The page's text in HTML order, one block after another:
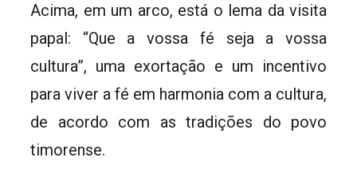
Acima, em um arco, está o lema da visita
papal: “Que a vossa fé seja a vossa
cultura”, uma exortação e um incentivo
para viver a fé em harmonia com a cultura,
de acordo com as tradições do povo
timorense.